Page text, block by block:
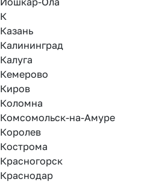
К
Казань
Калининград
Калуга
Кемерово
Киров
Коломна
Комсомольск-на-Амуре
Королев
Кострома
Красногорск
Краснодар